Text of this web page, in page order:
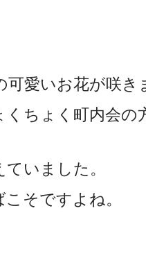
可愛いお花が咲き
ちょく町内会の
いました。
そですよね。